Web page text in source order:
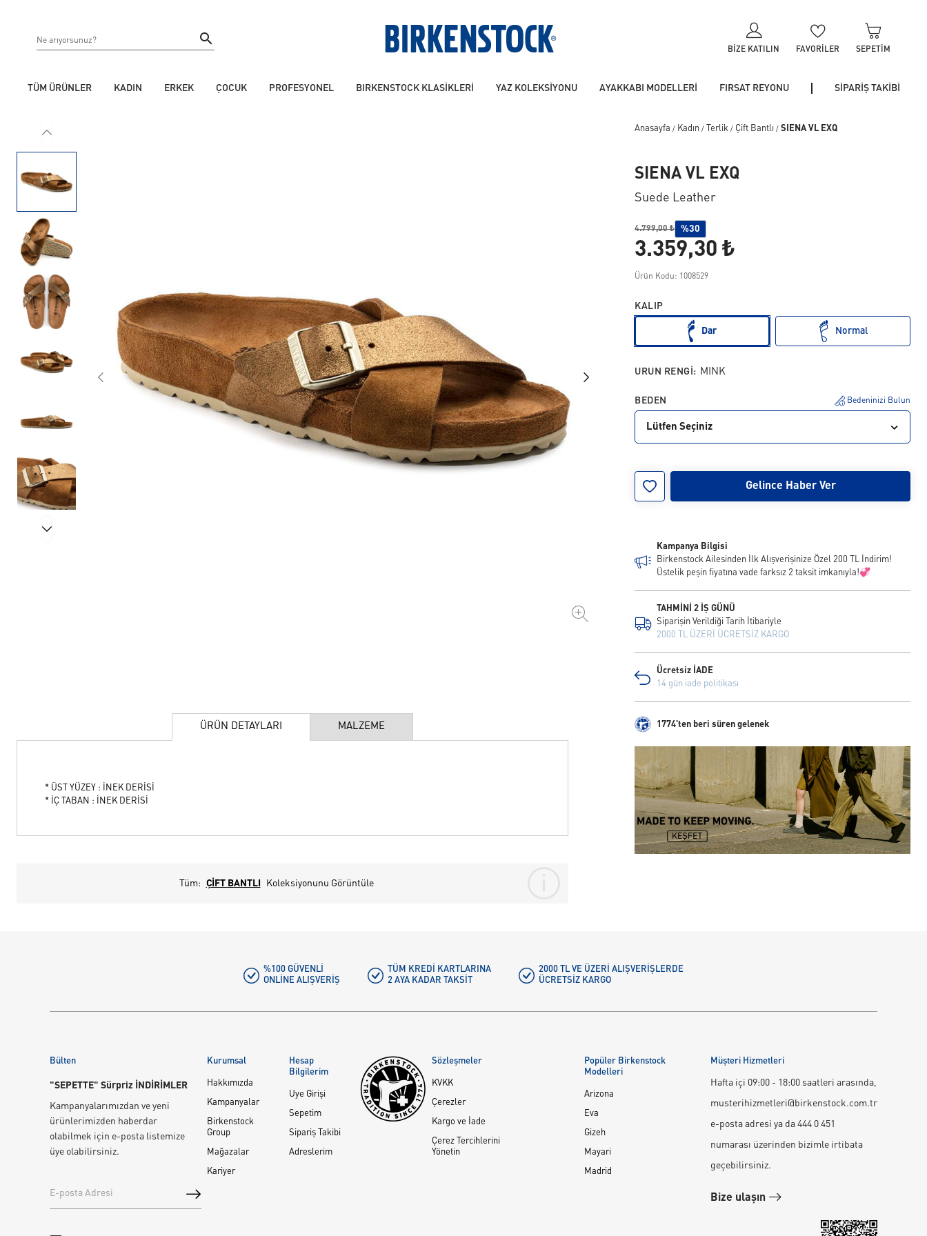
BIZE KATILIN FAVORILER SEPETIM
TÜM ÜRÜNLER KADIN ERKEK ÇOCUK PROFESYONEL BIRKENSTOCK KLASİKLERİ YAZ KOLEKSİYONU AYAKKABI MODELLERİ FIRSAT REYONU SİPARİŞ TAKİBİ
ÜRÜN DETAYLARI MALZEME
* ÜST YÜZEY : İNEK DERİSİ
* İÇ TABAN : İNEK DERİSİ
Tüm: ÇİFT BANTLI Koleksiyonunu Görüntüle
Anasayfa / Kadın / Terlik / Çift Bantlı / SIENA VL EXQ
SIENA VL EXQ
Suede Leather
4.799,00 ₺ %30
3.359,30 ₺
Ürün Kodu: 1008529
KALIP
Dar Normal
URUN RENGI: MINK
BEDEN Bedeninizi Bulun
Lütfen Seçiniz
Gelince Haber Ver
Kampanya Bilgisi
Birkenstock Ailesinden İlk Alışverişinize Özel 200 TL İndirim!
Üstelik peşin fiyatına vade farksız 2 taksit imkanıyla!💞
TAHMİNİ 2 İŞ GÜNÜ
Siparişin Verildiği Tarih İtibariyle
2000 TL ÜZERİ ÜCRETSİZ KARGO
Ücretsiz İADE
14 gün iade politikası
1774'ten beri süren gelenek
%100 GÜVENLI
ONLINE ALIŞVERIŞ
TÜM KREDI KARTLARINA
2 AYA KADAR TAKSIT
2000 TL VE ÜZERİ ALIŞVERİŞLERDE
ÜCRETSIZ KARGO
Bülten
"SEPETTE" Sürpriz İNDİRİMLER
Kampanyalarımızdan ve yeni
ürünlerimizden haberdar
olabilmek için e-posta listemize
üye olabilirsiniz.
Kurumsal
Hakkımızda
Kampanyalar
Birkenstock
Group
Mağazalar
Kariyer
Hesap
Bilgilerim
Üye Girişi
Sepetim
Sipariş Takibi
Adreslerim
Sözleşmeler
KVKK
Çerezler
Kargo ve İade
Çerez Tercihlerini
Yönetin
Popüler Birkenstock
Modelleri
Arizona
Eva
Gizeh
Mayari
Madrid
Müşteri Hizmetleri
Hafta içi 09:00 - 18:00 saatleri arasında,
musterihizmetleri@birkenstock.com.tr
e-posta adresi ya da 444 0 451
numarası üzerinden bizimle irtibata
geçebilirsiniz.
Bize ulaşın